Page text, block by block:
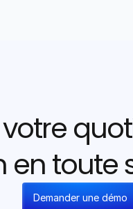
en toute
Demander une démo